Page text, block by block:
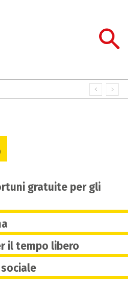
gratuite per gli
il tempo libero